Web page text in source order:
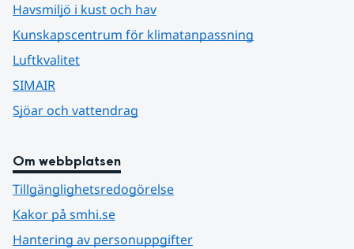
Havsmiljö i kust och hav
Kunskapscentrum för klimatanpassning
Luftkvalitet
SIMAIR
Sjöar och vattendrag
Om webbplatsen
Tillgänglighetsredogörelse
Kakor på smhi.se
Hantering av personuppgifter